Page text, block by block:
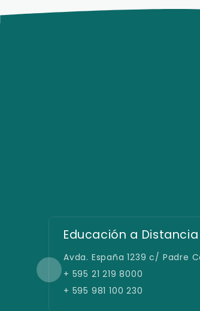
Filial San Lorenzo
Defensores del Chaco e/
Caballero
+ 595 21 219 8900